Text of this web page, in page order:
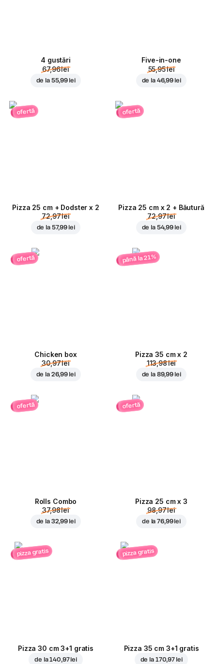
4 gustări
67,96 lei
de la 55,99 lei
Five-in-one
55,95 lei
de la 46,99 lei
ofertă
Pizza 25 cm + Dodster x 2
72,97 lei
de la 57,99 lei
ofertă
Pizza 25 cm x 2 + Băutură
72,97 lei
de la 54,99 lei
ofertă
Chicken box
30,97 lei
de la 26,99 lei
până la 21%
Pizza 35 cm x 2
113,98 lei
de la 89,99 lei
ofertă
Rolls Combo
37,98 lei
de la 32,99 lei
ofertă
Pizza 25 cm x 3
98,97 lei
de la76,99 lei
pizza gratis
Pizza 30 cm 3+1 gratis
de la140,97 lei
pizza gratis
Pizza 35 cm 3+1 gratis
de la 170,97 lei